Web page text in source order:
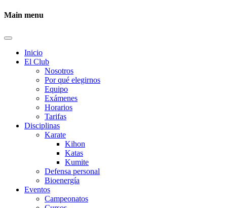
Main menu
Inicio
El Club
Nosotros
Por qué elegirnos
Equipo
Exámenes
Horarios
Tarifas
Disciplinas
Karate
Kihon
Katas
Kumite
Defensa personal
Bioenergía
Eventos
Campeonatos